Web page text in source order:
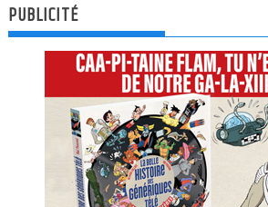
PUBLICITÉ